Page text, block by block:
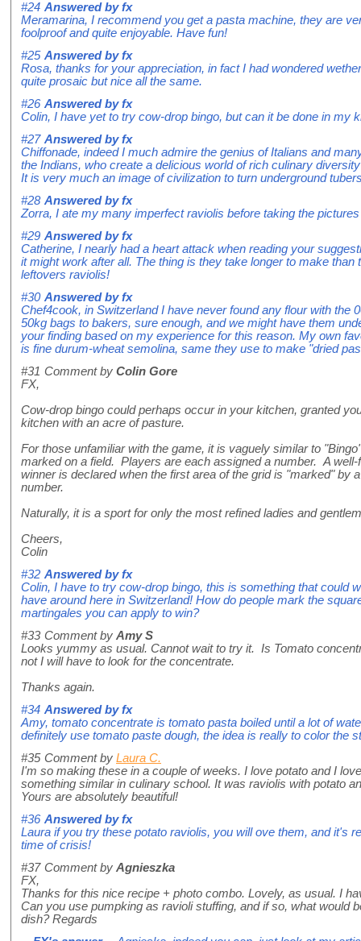
#24 Answered byfx
Meramarina, I recommend you get a pasta machine, they are
foolproof and quite enjoyable. Have fun!
#25 Answered byfx
Rosa, thanks for your appreciation, in fact I had wondered
quite prosaic but nice all the same.
#26 Answered byfx
Colin, I have yet to try cow-drop bingo, but can it be done in my
#27 Answered byfx
Chiffonade, indeed I much admire the genius of Italians and
the Indians, who create a delicious world of rich culinary
It is very much an image of civilization to turn underground
#28 Answered byfx
Zorra, I ate my many imperfect raviolis before taking the
#29 Answered byfx
Catherine, I nearly had a heart attack when reading your
it might work after all. The thing is they take longer to make than
leftovers raviolis!
#30 Answered byfx
Chef4cook, in Switzerland I have never found any flour with the
50kg bags to bakers, sure enough, and we might have them
your finding based on my experience for this reason. My own
is fine durum-wheat semolina, same they use to make "dried
#31 Comment by Colin Gore
FX,
Cow-drop bingo could perhaps occur in your kitchen, granted
kitchen with an acre of pasture.
For those unfamiliar with the game, it is vaguely similar to
marked on a field. Players are each assigned a number. A
winner is declared when the first area of the grid is "marked" by
number.
Naturally, it is a sport for only the most refined ladies and
Cheers,
Colin
#32 Answered byfx
Colin, I have to try cow-drop bingo, this is something that could
have around here in Switzerland! How do people mark the
martingales you can apply to win?
#33 Comment by Amy S
Looks yummy as usual. Cannot wait to try it. Is Tomato
not I will have to look for the concentrate.
Thanks again.
#34 Answered byfx
Amy, tomato concentrate is tomato pasta boiled until a lot of
definitely use tomato paste dough, the idea is really to color the
#35 Comment by Laura C.
I'm so making these in a couple of weeks. I love potato and I
something similar in culinary school. It was raviolis with potato
Yours are absolutely beautiful!
#36 Answered byfx
Laura if you try these potato raviolis, you will ove them, and it's
time of crisis!
#37 Comment by Agnieszka
FX,
Thanks for this nice recipe + photo combo. Lovely, as usual. I
Can you use pumpking as ravioli stuffing, and if so, what would
dish? Regards